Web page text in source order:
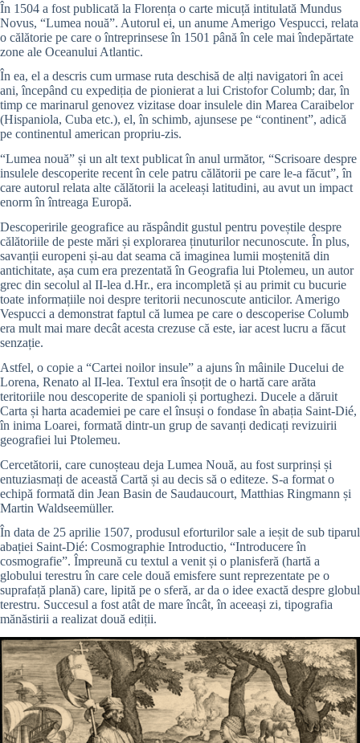
În 1504 a fost publicată la Florența o carte micuță intitulată Mundus
Novus, “Lumea nouă”. Autorul ei, un anume Amerigo Vespucci, relata
o călătorie pe care o întreprinsese în 1501 până în cele mai îndepărtate
zone ale Oceanului Atlantic.
În ea, el a descris cum urmase ruta deschisă de alți navigatori în acei
ani, începând cu expediția de pionierat a lui Cristofor Columb; dar, în
timp ce marinarul genovez vizitase doar insulele din Marea Caraibelor
(Hispaniola, Cuba etc.), el, în schimb, ajunsese pe “continent”, adică
pe continentul american propriu-zis.
“Lumea nouă” și un alt text publicat în anul următor, “Scrisoare despre
insulele descoperite recent în cele patru călătorii pe care le-a făcut”, în
care autorul relata alte călătorii la aceleași latitudini, au avut un impact
enorm în întreaga Europă.
Descoperirile geografice au răspândit gustul pentru poveștile despre
călătoriile de peste mări și explorarea ținuturilor necunoscute. În plus,
savanții europeni și-au dat seama că imaginea lumii moștenită din
antichitate, așa cum era prezentată în Geografia lui Ptolemeu, un autor
grec din secolul al II-lea d.Hr., era incompletă și au primit cu bucurie
toate informațiile noi despre teritorii necunoscute anticilor. Amerigo
Vespucci a demonstrat faptul că lumea pe care o descoperise Columb
era mult mai mare decât acesta crezuse că este, iar acest lucru a făcut
senzație.
Astfel, o copie a “Cartei noilor insule” a ajuns în mâinile Ducelui de
Lorena, Renato al II-lea. Textul era însoțit de o hartă care arăta
teritoriile nou descoperite de spanioli și portughezi. Ducele a dăruit
Carta și harta academiei pe care el însuși o fondase în abația Saint-Dié,
în inima Loarei, formată dintr-un grup de savanți dedicați revizuirii
geografiei lui Ptolemeu.
Cercetătorii, care cunoșteau deja Lumea Nouă, au fost surprinși și
entuziasmați de această Cartă și au decis să o editeze. S-a format o
echipă formată din Jean Basin de Saudaucourt, Matthias Ringmann și
Martin Waldseemüller.
În data de 25 aprilie 1507, produsul eforturilor sale a ieșit de sub tiparul
abației Saint-Dié: Cosmographie Introductio, “Introducere în
cosmografie”. Împreună cu textul a venit și o planisferă (hartă a
globului terestru în care cele două emisfere sunt reprezentate pe o
suprafață plană) care, lipită pe o sferă, ar da o idee exactă despre globul
terestru. Succesul a fost atât de mare încât, în aceeași zi, tipografia
mănăstirii a realizat două ediții.